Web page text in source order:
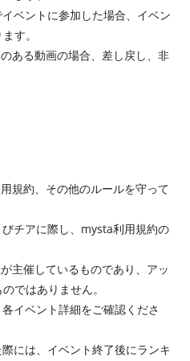
ベントに参加した場合、イベン
す。
ある動画の場合、差し戻し、非
規約、その他のルールを守って
チアに際し、mysta利用規約の
主催しているものであり、アッ
ではありません。
イベント詳細をご確認くださ
には、イベント終了後にランキ